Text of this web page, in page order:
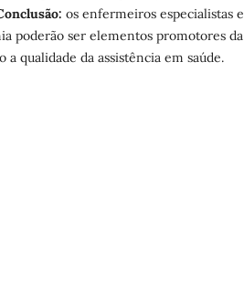
os enfermeiros especialistas e
poderão ser elementos promotores da
qualidade da assistência em saúde.